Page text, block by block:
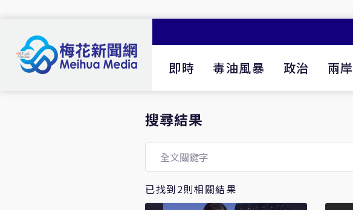
即時 毒油風暴 政治 兩岸
搜尋結果
已找到2則相關結果